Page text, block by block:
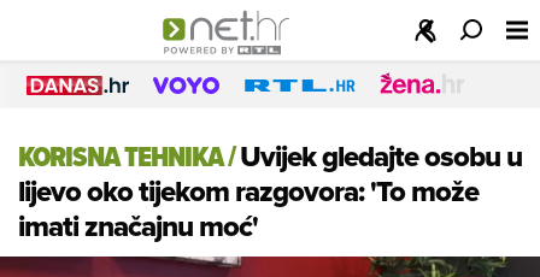
KORISNA TEHNIKA/Uvijek gledajte osobu u
lijevo oko tijekom razgovora: 'To može
imati značajnu moć'